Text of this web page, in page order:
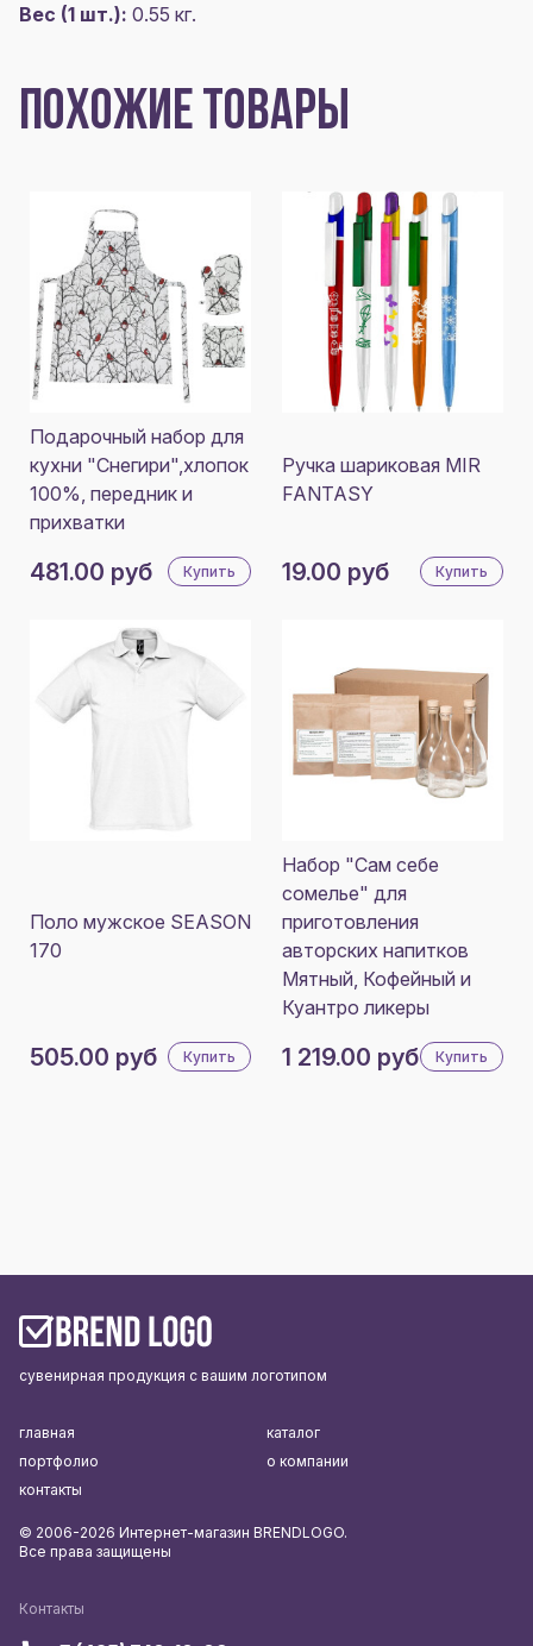
Вес (1 шт.): 0.55 кг.
ПОХОЖИЕ ТОВАРЫ
Подарочный набор для
кухни "Снегири",хлопок
100%, передник и
прихватки
481.00 руб Купить
Ручка шариковая MIR
FANTASY
19.00 руб Купить
Поло мужское SEASON
170
505.00 руб Купить
Набор "Сам себе
сомелье" для
приготовления
авторских напитков
Мятный, Кофейный и
Куантро ликеры
1 219.00 руб Купить
сувенирная продукция с вашим логотипом
Контакты
главная
каталог
портфолио
о компании
контакты
© 2006-2026 Интернет-магазин BRENDLOGO.
Все права защищены